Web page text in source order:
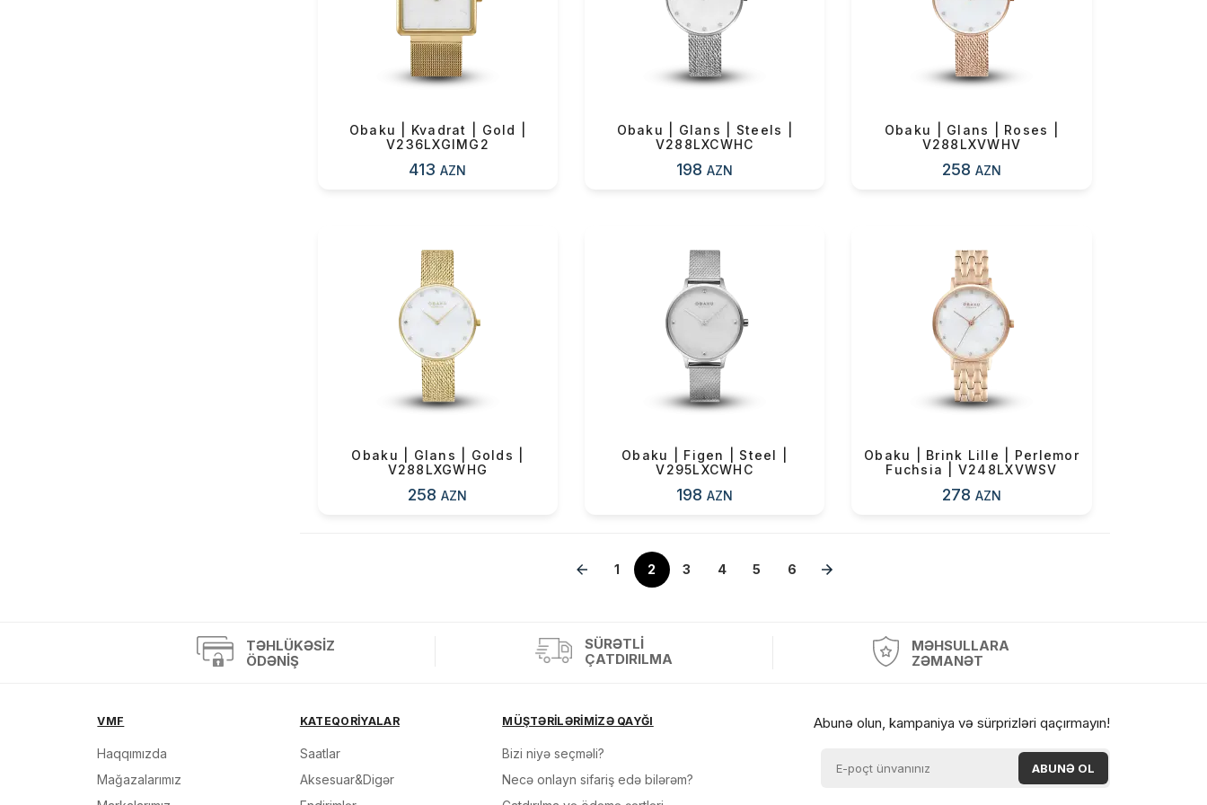
Obaku | Kvadrat | Gold |
V236LXGIMG2
413AZN
Obaku | Glans | Steels |
V288LXCWHC
198AZN
Obaku | Glans | Roses |
V288LXVWHV
258 AZN
Obaku | Glans | Golds |
V288LXGWHG
258AZN
Obaku | Figen | Steel |
V295LXCWHC
198AZN
Obaku | Brink Lille | Perlemor
Fuchsia | V248LXVWSV
278 AZN
1 2 3 4 5 6
Yekun məbləğ
TƏHLÜKƏSIZ
ÖDƏNIŞ
SÜRƏTLI
ÇATDIRILMA
MƏHSULLARA
ZƏMANƏT
VMF
Haqqımızda
Mağazalarımız
KATEQORİYALAR
Saatlar
Aksesuar&Digər
MÜŞTƏRİLƏRİMİZƏ QAYĞI
Bizi niyə seçməli?
Necə onlayn sifariş edə bilərəm?
Abunə olun, kampaniya və sürprizləri qaçırmayın!